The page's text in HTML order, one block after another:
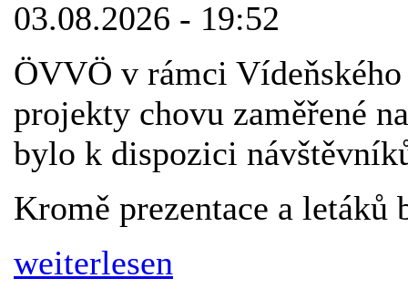
03.08.2026 - 19:52
ÖVVÖ v rámci
projekty chovu zaměřené
bylo k dispozici
Kromě prezentace a letáků
weiterlesen